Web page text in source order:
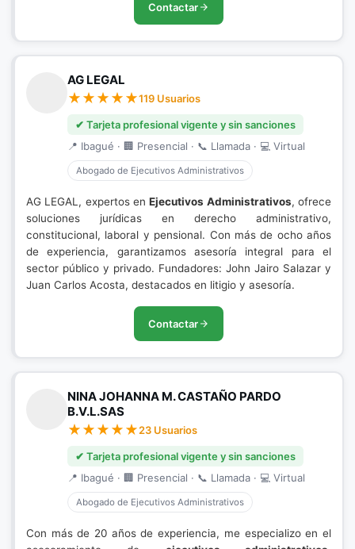
Contactar
AG LEGAL
119 Usuarios
✔ Tarjeta profesional vigente y sin sanciones
📍 Ibagué · 🏢 Presencial · 📞 Llamada · 💻 Virtual
Abogado de Ejecutivos Administrativos
AG LEGAL, expertos enEjecutivos Administrativos, ofrece
soluciones jurídicas en derecho administrativo,
constitucional, laboral y pensional. Con más de ocho años
de experiencia, garantizamos asesoría integral para el
sector público y privado. Fundadores: John Jairo Salazar y
Juan Carlos Acosta, destacados en litigio y asesoría.
Contactar
NINA JOHANNA M. CASTAÑO PARDO
B.V.L.SAS
23 Usuarios
✔ Tarjeta profesional vigente y sin sanciones
📍 Ibagué · 🏢 Presencial · 📞 Llamada · 💻 Virtual
Abogado de Ejecutivos Administrativos
Con más de 20 años de experiencia, me especializo en el